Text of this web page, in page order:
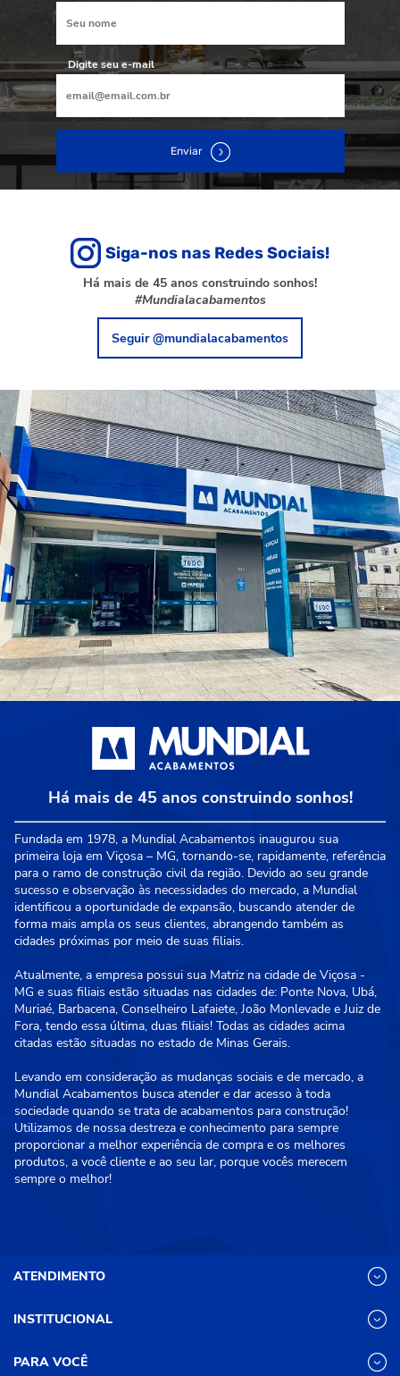
Digite seu e-mail
Enviar
Siga-nos nas Redes Sociais!
Há mais de 45 anos construindo sonhos!
#Mundialacabamentos
Seguir @mundialacabamentos
Há mais de 45 anos construindo sonhos!
Fundada em 1978, a Mundial Acabamentos inaugurou sua
primeira loja em Viçosa – MG, tornando-se, rapidamente, referência
para o ramo de construção civil da região. Devido ao seu grande
sucesso e observação às necessidades do mercado, a Mundial
identificou a oportunidade de expansão, buscando atender de
forma mais ampla os seus clientes, abrangendo também as
cidades próximas por meio de suas filiais.
Atualmente, a empresa possui sua Matriz na cidade de Viçosa -
MG e suas filiais estão situadas nas cidades de: Ponte Nova, Ubá,
Muriaé, Barbacena, Conselheiro Lafaiete, João Monlevade e Juiz de
Fora, tendo essa última, duas filiais! Todas as cidades acima
citadas estão situadas no estado de Minas Gerais.
Levando em consideração as mudanças sociais e de mercado, a
Mundial Acabamentos busca atender e dar acesso à toda
sociedade quando se trata de acabamentos para construção!
Utilizamos de nossa destreza e conhecimento para sempre
proporcionar a melhor experiência de compra e os melhores
produtos, a você cliente e ao seu lar, porque vocês merecem
sempre o melhor!
ATENDIMENTO
Segunda a Sexta das 8h às 17h30
Sábado das 8h às 12h
INSTITUCIONAL
Nossas Lojas
PARA VOCÊ